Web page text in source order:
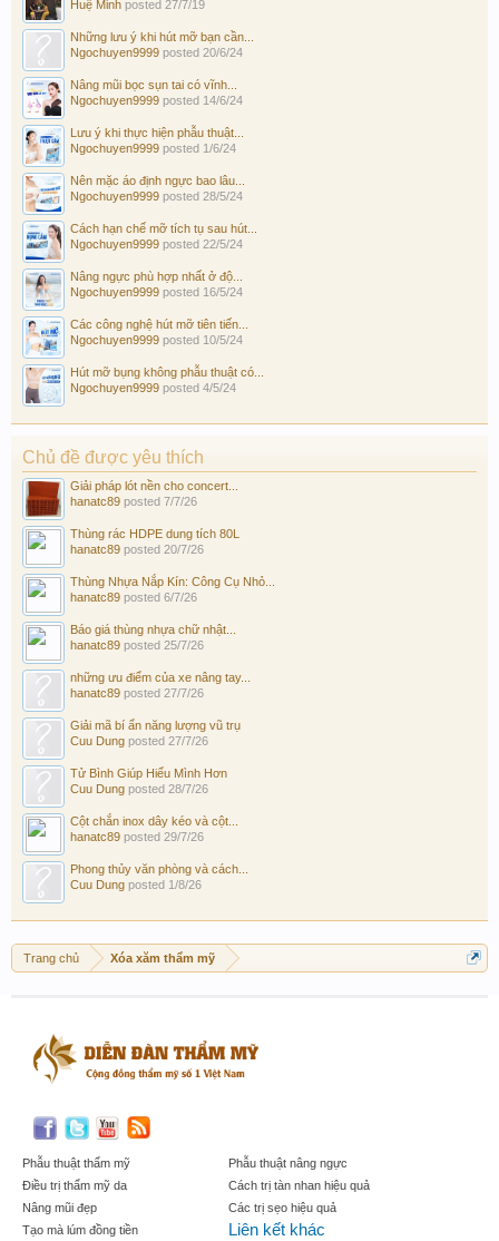
Huệ Minh posted 27/7/19
Những lưu ý khi hút mỡ bạn cần...
Ngochuyen9999 posted 20/6/24
Nâng mũi bọc sụn tai có vĩnh...
Ngochuyen9999 posted 14/6/24
Lưu ý khi thực hiện phẫu thuật...
Ngochuyen9999 posted 1/6/24
Nên mặc áo định ngực bao lâu...
Ngochuyen9999 posted 28/5/24
Cách hạn chế mỡ tích tụ sau hút...
Ngochuyen9999 posted 22/5/24
Nâng ngực phù hợp nhất ở độ...
Ngochuyen9999 posted 16/5/24
Các công nghệ hút mỡ tiên tiến...
Ngochuyen9999 posted 10/5/24
Hút mỡ bụng không phẫu thuật có...
Ngochuyen9999 posted 4/5/24
Chủ đề được yêu thích
Giải pháp lót nền cho concert...
hanatc89 posted 7/7/26
Thùng rác HDPE dung tích 80L
hanatc89 posted 20/7/26
Thùng Nhựa Nắp Kín: Công Cụ Nhỏ...
hanatc89 posted 6/7/26
Báo giá thùng nhựa chữ nhật...
hanatc89 posted 25/7/26
những ưu điểm của xe nâng tay...
hanatc89 posted 27/7/26
Giải mã bí ẩn năng lượng vũ trụ
Cuu Dung posted 27/7/26
Tử Bình Giúp Hiểu Mình Hơn
Cuu Dung posted 28/7/26
Cột chắn inox dây kéo và cột...
hanatc89 posted 29/7/26
Phong thủy văn phòng và cách...
Cuu Dung posted 1/8/26
Trang chủ Xóa xăm thẩm mỹ
Phẫu thuật thẩm mỹ
Điều trị thẩm mỹ da
Nâng mũi đẹp
Tạo mà lúm đồng tiền
Phẫu thuật nâng ngực
Cách trị tàn nhan hiệu quả
Các trị sẹo hiệu quả
Liên kết khác